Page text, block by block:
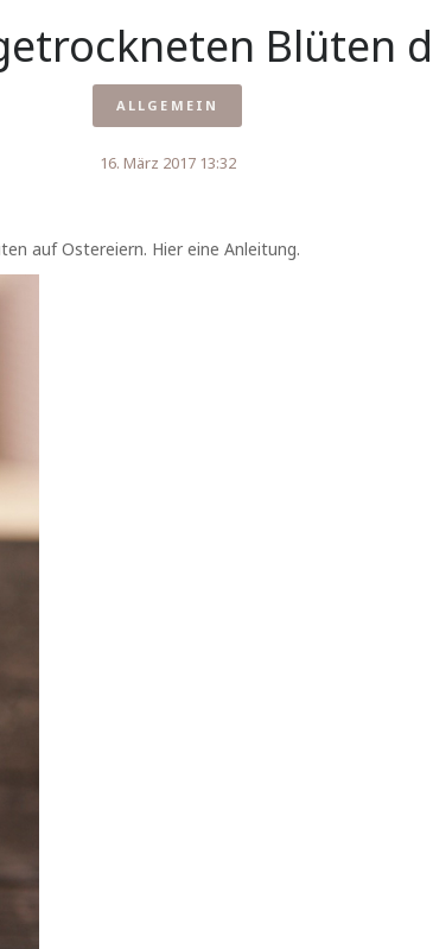
Blüten
ALLGEMEIN
16. März 2017 13:32
auf Ostereiern. Hier eine Anleitung.